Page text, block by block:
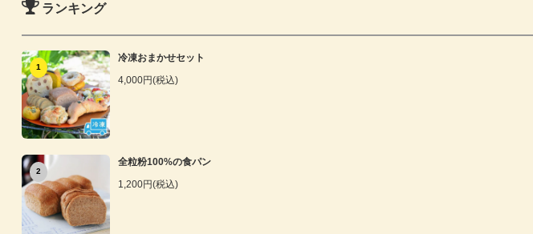
ランキング
1
冷凍おまかせセット
4,000円(税込)
2
全粒粉100%の食パン
1,200円(税込)